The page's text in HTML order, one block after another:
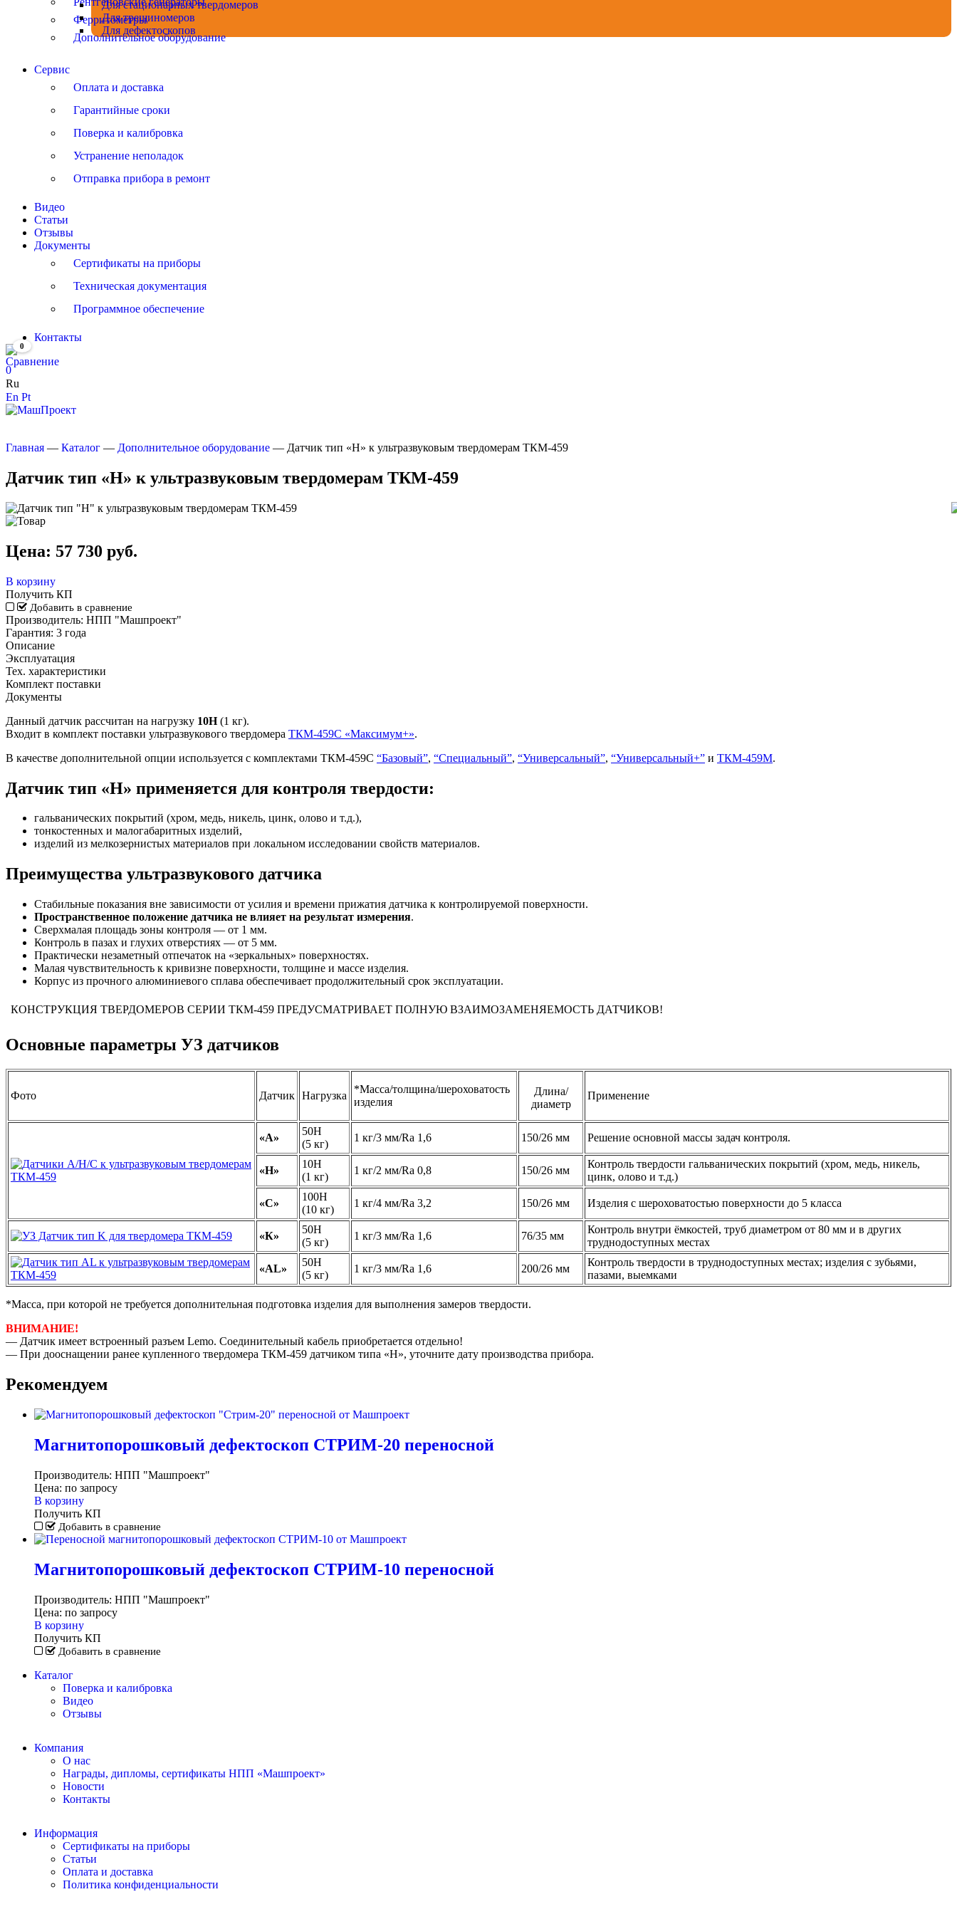
Ферритометры
Дополнительное оборудование
Для стационарных твердомеров
Для трещиномеров
Для дефектоскопов
Сервис
Оплата и доставка
Гарантийные сроки
Поверка и калибровка
Устранение неполадок
Отправка прибора в ремонт
Видео
Статьи
Отзывы
Документы
Сертификаты на приборы
Техническая документация
Программное обеспечение
Контакты
0
0
Ru
En Pt
Главная — Каталог — Дополнительное оборудование — Датчик тип «H» к ультразвуковым твердомерам ТКМ-459
Датчик тип «H» к ультразвуковым твердомерам ТКМ-459
Цена: 57 730 руб.
В корзину
Получить КП
Добавить в сравнение
Производитель: НПП "Машпроект"
Гарантия: 3 года
Описание
Эксплуатация
Тех. характеристики
Комплект поставки
Документы
Данный датчик рассчитан на нагрузку 10Н(1 кг).
Входит в комплект поставки ультразвукового твердомера ТКМ-459C «Максимум+».
В качестве дополнительной опции используется с комплектами ТКМ-459C “Базовый”, “Специальный”, “Универсальный”, “Универсальный+” и ТКМ-459М.
Датчик тип «H» применяется для контроля твердости:
гальванических покрытий (хром, медь, никель, цинк, олово и т.д.),
тонкостенных и малогабаритных изделий,
изделий из мелкозернистых материалов при локальном исследовании свойств материалов.
Преимущества ультразвукового датчика
Стабильные показания вне зависимости от усилия и времени прижатия датчика к контролируемой поверхности.
Пространственное положение датчика не влияет на результат измерения.
Сверхмалая площадь зоны контроля — от 1 мм.
Контроль в пазах и глухих отверстиях — от 5 мм.
Практически незаметный отпечаток на «зеркальных» поверхностях.
Малая чувствительность к кривизне поверхности, толщине и массе изделия.
Корпус из прочного алюминиевого сплава обеспечивает продолжительный срок эксплуатации.
КОНСТРУКЦИЯ ТВЕРДОМЕРОВ СЕРИИ ТКМ-459 ПРЕДУСМАТРИВАЕТ ПОЛНУЮ ВЗАИМОЗАМЕНЯЕМОСТЬ ДАТЧИКОВ!
Основные параметры УЗ датчиков
Фото Датчик Нагрузка
*Масса/толщина/шероховатость
изделия
Длина/
диаметр
Применение
«А»
50H
(5 кг)
1 кг/3 мм/Ra 1,6 150/26 мм Решение основной массы задач контроля.
«H»
10H
(1 кг)
1 кг/2 мм/Ra 0,8 150/26 мм
Контроль твердости гальванических покрытий (хром, медь, никель,
цинк, олово и т.д.)
«С»
100H
(10 кг)
1 кг/4 мм/Ra 3,2 150/26 мм Изделия с шероховатостью поверхности до 5 класса
«К»
50H
(5 кг)
1 кг/3 мм/Ra 1,6 76/35 мм
Контроль внутри ёмкостей, труб диаметром от 80 мм и в других
труднодоступных местах
«AL»
50H
(5 кг)
1 кг/3 мм/Ra 1,6 200/26 мм
Контроль твердости в труднодоступных местах; изделия с зубьями,
пазами, выемками
*Mасса, при которой не требуется дополнительная подготовка изделия для выполнения замеров твердости.
ВНИМАНИЕ!
— Датчик имеет встроенный разъем Lemo. Соединительный кабель приобретается отдельно!
— При дооснащении ранее купленного твердомера ТКМ-459 датчиком типа «H», уточните дату производства прибора.
Рекомендуем
Магнитопорошковый дефектоскоп СТРИМ-20 переносной
Производитель: НПП "Машпроект"
Цена: по запросу
В корзину
Получить КП
Добавить в сравнение
Магнитопорошковый дефектоскоп СТРИМ-10 переносной
Производитель: НПП "Машпроект"
Цена: по запросу
В корзину
Получить КП
Добавить в сравнение
Каталог
Поверка и калибровка
Видео
Отзывы
Компания
О нас
Награды, дипломы, сертификаты НПП «Машпроект»
Новости
Контакты
Информация
Сертификаты на приборы
Статьи
Оплата и доставка
Политика конфиденциальности